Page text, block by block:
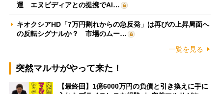
運 エヌビディアとの提携でAI…
キオクシアHD「7万円割れからの急反発」は再びの上昇局面へ
の反転シグナルか？ 市場のムー…
一覧を見る
突然マルサがやって来た！
【最終回】1億6000万円の負債と引き換えに手に